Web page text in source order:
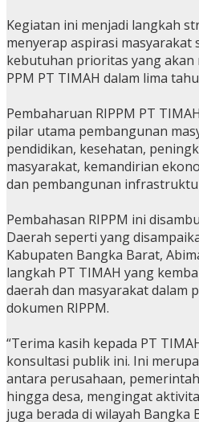
Kegiatan ini menjadi langkah
menyerap aspirasi masyarakat
kebutuhan prioritas yang
PPM PT TIMAH dalam lima
Pembaharuan RIPPM PT
pilar utama pembangunan
pendidikan, kesehatan,
masyarakat, kemandirian
dan pembangunan
Pembahasan RIPPM ini
Daerah seperti yang
Kabupaten Bangka Barat,
langkah PT TIMAH yang
daerah dan masyarakat dalam
dokumen RIPPM.
“Terima kasih kepada PT
konsultasi publik ini. Ini
antara perusahaan,
hingga desa, mengingat
juga berada di wilayah Bangka